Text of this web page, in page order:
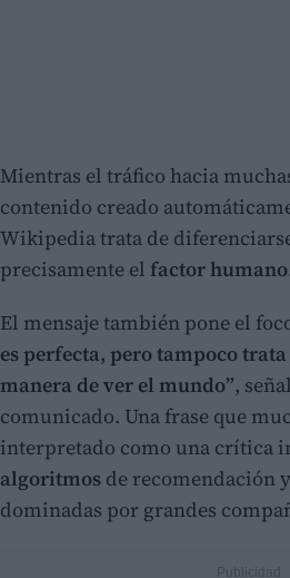
Mientras el tráfico hacia
contenido creado
Wikipedia trata de
precisamente el factor humano
El mensaje también pone el
es perfecta, pero tampoco
manera de ver el mundo”,
comunicado. Una frase que
interpretado como una crítica
algoritmos de recomendación
dominadas por grandes